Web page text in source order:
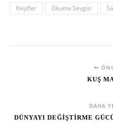
Keşifler
Okuma Sevgisi
KUŞ
DAHA
DÜNYAYI DEĞİŞTİRME